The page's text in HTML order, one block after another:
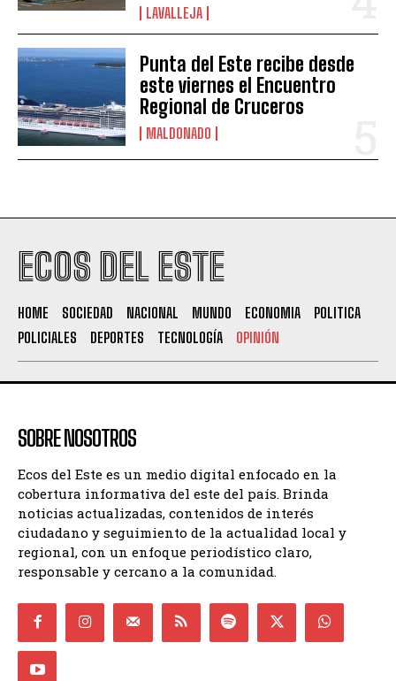
LAVALLEJA
Punta del Este recibe desde
este viernes el Encuentro
Regional de Cruceros
MALDONADO
ECOS DEL ESTE
HOME SOCIEDAD NACIONAL MUNDO ECONOMIA
POLITICA
POLICIALES
DEPORTES TECNOLOGÍA OPINIÓN
SOBRE NOSOTROS
Ecos del Este es un medio digital enfocado en la
cobertura informativa del este del país. Brinda
noticias actualizadas, contenidos de interés
ciudadano y seguimiento de la actualidad local y
regional, con un enfoque periodístico claro,
responsable y cercano a la comunidad.